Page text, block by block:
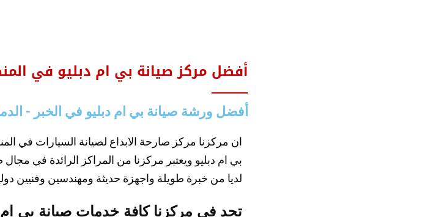
أفضل مركز صيانة بي ام دبليو في
أفضل ورشة صيانة بي ام دبليو في الخبر -
ان مركزنا مركز صارحة الابداع لصيانة السيارات في
بي ام دبليو ويعتبر مركزنا من المراكز الرائدة في مجال
لديا من خبرة طويلة واجهزة حديثة ومهندسين وفنيين
تحد في مركزنا كافة خدمات صيانة بي ام